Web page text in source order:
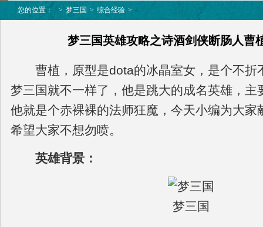
您的位置： > 梦三国 > 综合经验 >
梦三国英雄攻略之诗酒剑侠断肠人曹
曹植，原型是dota的冰晶室女，是个不折
梦三国就不一样了，他是跳大的成名英雄，主
他就是个赤裸裸的法师狂魔，今天小编为大家
希望大家不想勿喷。
英雄背景：
梦三国